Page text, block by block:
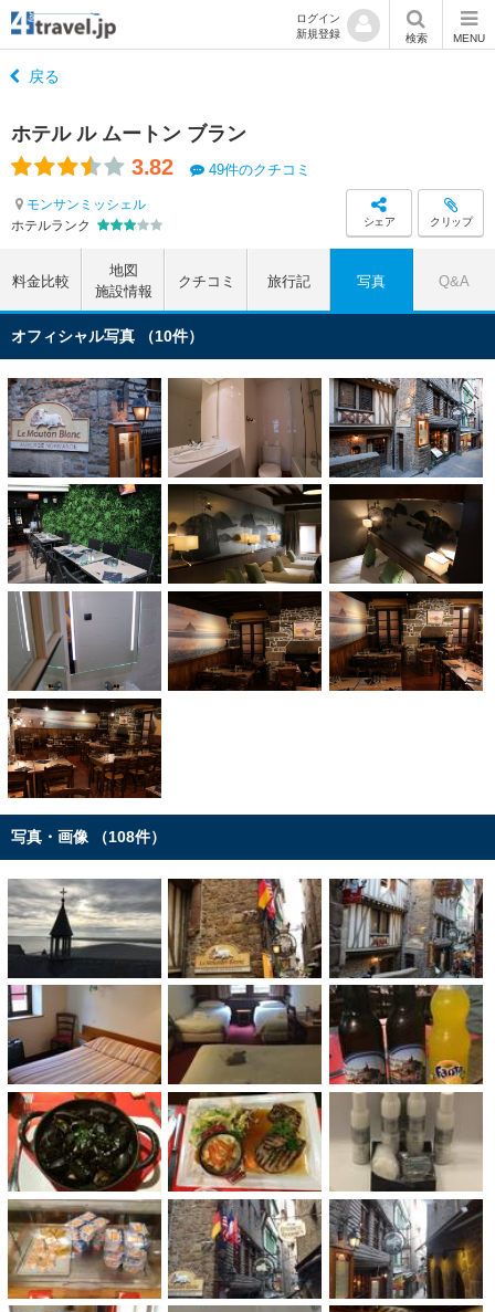
ログイン
新規登録
検索 MENU
戻る
ホテル ル ムートン ブラン
3.82 49件のクチコミ
モンサンミッシェル
ホテルランク
シェア クリップ
料金比較
地図
施設情報
クチコミ 旅行記 写真 Q&A
オフィシャル写真 （10件）
写真・画像 （108件）